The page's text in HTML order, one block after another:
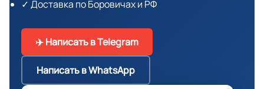
✓ Доставка по Боровичах и РФ
✈️ Написать в Telegram
Написать в WhatsApp